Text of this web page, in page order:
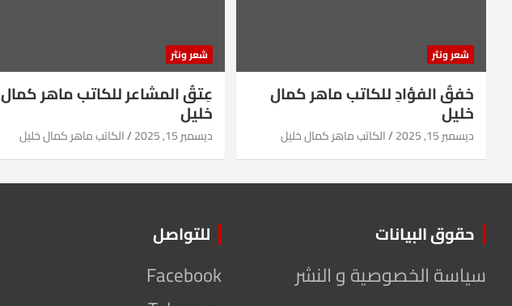
شعر ونثر
خفقُ الفؤادِ للكاتب ماهر كمال
خليل
ديسمبر 15, 2025 الكاتب ماهر كمال خليل
شعر ونثر
عِتقُ المشاعر للكاتب ماهر كمال
خليل
ديسمبر 15, 2025 الكاتب ماهر كمال خليل
حقوق البيانات
سياسة الخصوصية و النشر
للتواصل
Facebook